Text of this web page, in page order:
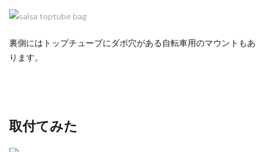
裏側にはトップチューブにダボ穴がある自転車用のマウントもあ
ります。
取付てみた